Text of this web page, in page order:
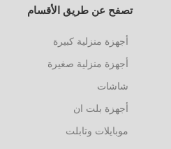
تصفح عن طريق الأقسام
أجهزة منزلية كبيرة
أجهزة منزلية صغيرة
شاشات
أجهزة بلت ان
موبايلات وتابلت